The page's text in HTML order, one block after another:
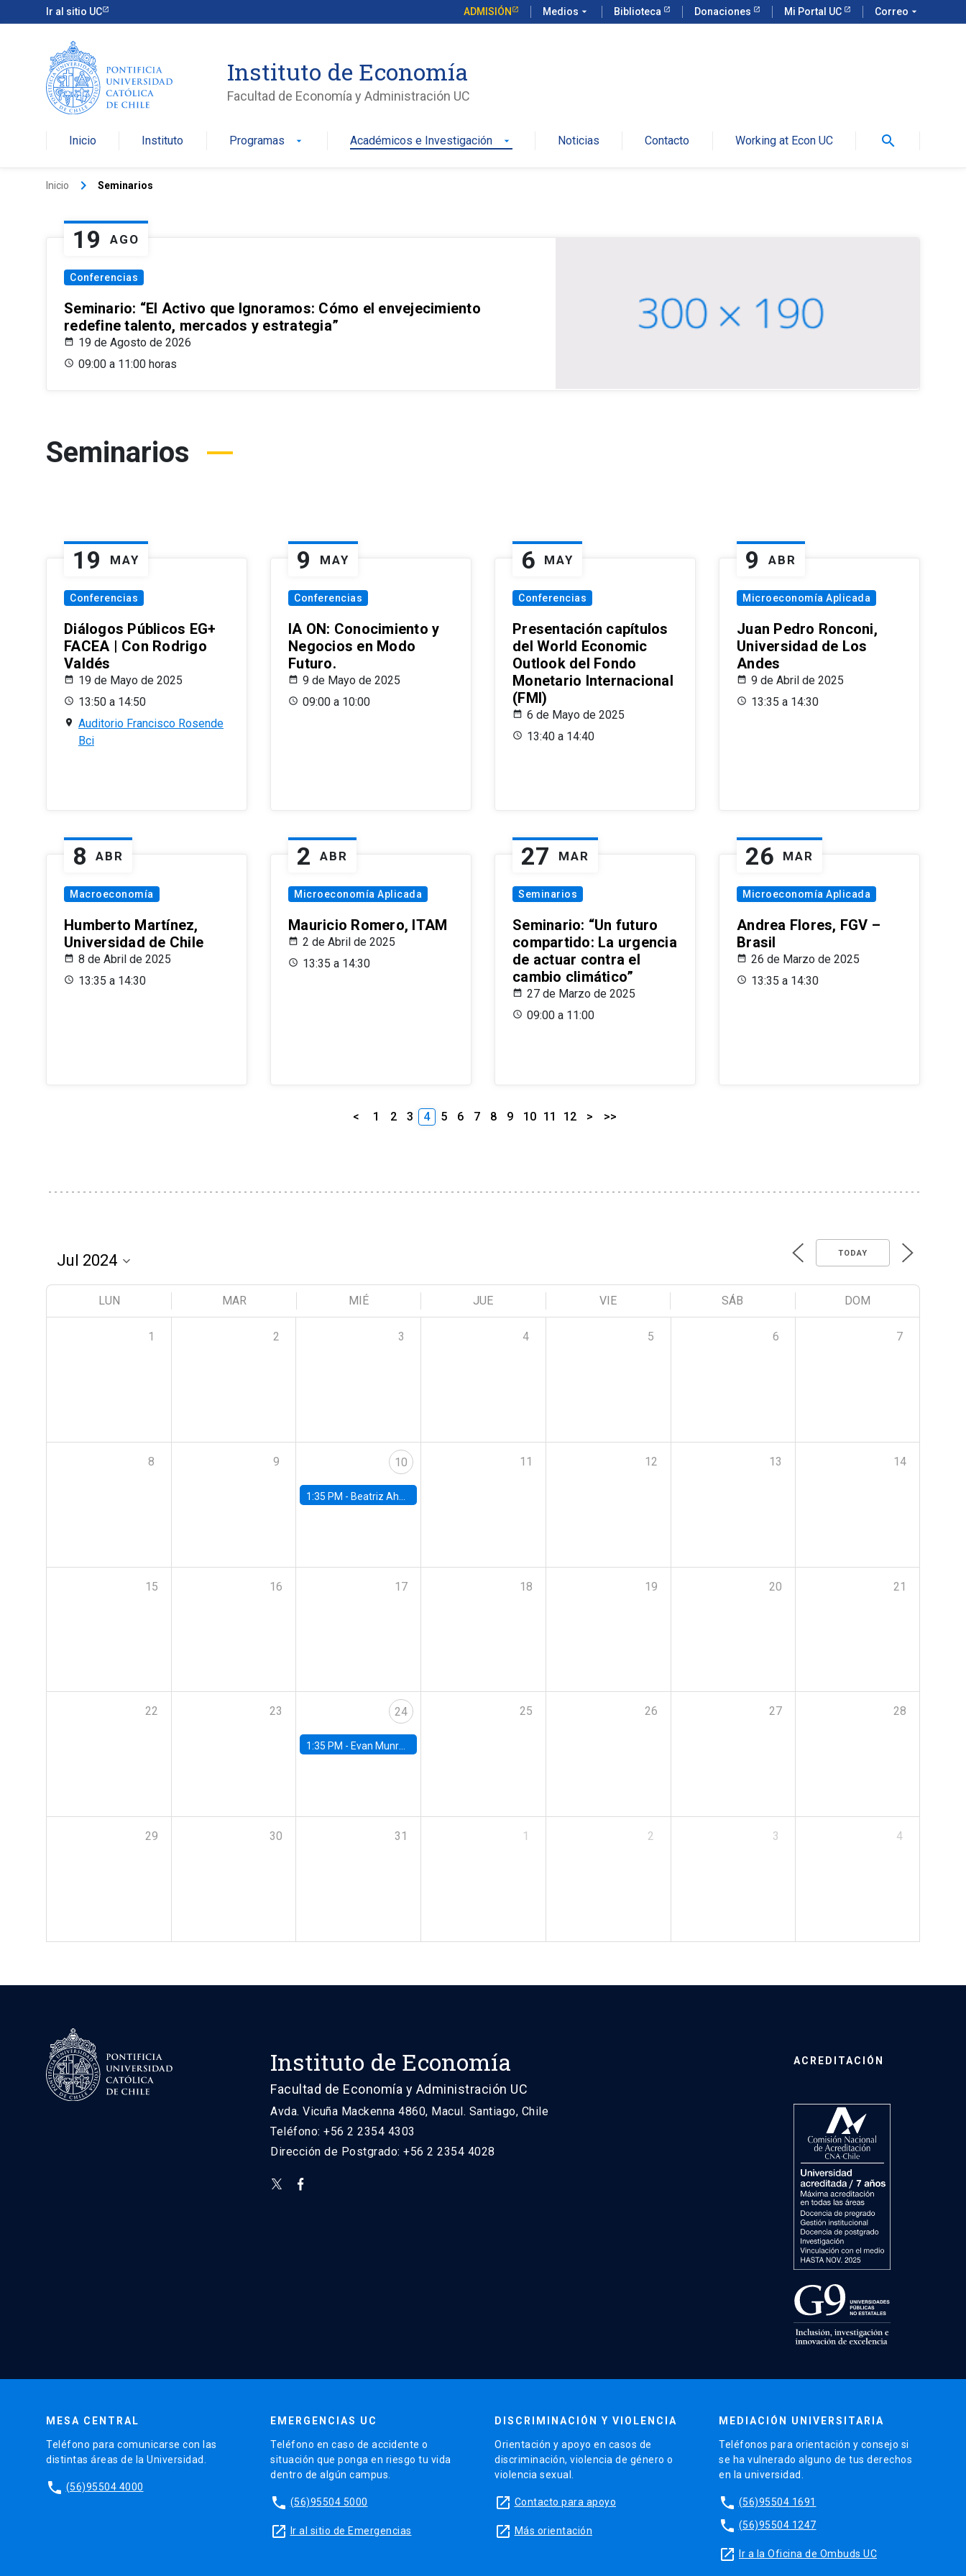
Ir al sitio UC ADMISIÓN Medios arrow_drop_down Biblioteca Donaciones Mi Portal UC Correo arrow_drop_down
Instituto de Economía
Facultad de Economía y Administración UC
Inicio Instituto Programas arrow_drop_down Académicos e Investigación arrow_drop_down Noticias Contacto Working at Econ UC search
Inicio keyboard_arrow_right Seminarios
19 AGO
Conferencias
Seminario: “El Activo que Ignoramos: Cómo el envejecimiento
redefine talento, mercados y estrategia”
19 de Agosto de 2026
09:00 a 11:00 horas
Seminarios
19 MAY
Conferencias
Diálogos Públicos EG+
FACEA | Con Rodrigo
Valdés
19 de Mayo de 2025
13:50 a 14:50
Auditorio Francisco Rosende
Bci
9 MAY
Conferencias
IA ON: Conocimiento y
Negocios en Modo
Futuro.
9 de Mayo de 2025
09:00 a 10:00
6 MAY
Conferencias
Presentación capítulos
del World Economic
Outlook del Fondo
Monetario Internacional
(FMI)
6 de Mayo de 2025
13:40 a 14:40
9 ABR
Microeconomía Aplicada
Juan Pedro Ronconi,
Universidad de Los
Andes
9 de Abril de 2025
13:35 a 14:30
8 ABR
Macroeconomía
Humberto Martínez,
Universidad de Chile
8 de Abril de 2025
13:35 a 14:30
2 ABR
Microeconomía Aplicada
Mauricio Romero, ITAM
2 de Abril de 2025
13:35 a 14:30
27 MAR
Seminarios
Seminario: “Un futuro
compartido: La urgencia
de actuar contra el
cambio climático”
27 de Marzo de 2025
09:00 a 11:00
26 MAR
Microeconomía Aplicada
Andrea Flores, FGV –
Brasil
26 de Marzo de 2025
13:35 a 14:30
< 1 2 3 4 5 6 7 8 9 10 11 12 > >>
TODAY
LUN MAR MIÉ JUE VIE SÁB DOM
1 2 3 4 5 6 7
8 9 10
1:35 PM - Beatriz Ahumada, PhD candidate, Universidad de Pittsburgh
11 12 13 14
15 16 17 18 19 20 21
22 23 24
1:35 PM - Evan Munro, Neyman Visiting Assistant Professor in the Department of Statistics at UC Berkeley
25 26 27 28
29 30 31 1 2 3 4
Instituto de Economía
Facultad de Economía y Administración UC
Avda. Vicuña Mackenna 4860, Macul. Santiago, Chile
Teléfono: +56 2 2354 4303
Dirección de Postgrado: +56 2 2354 4028
ACREDITACIÓN
MESA CENTRAL
Teléfono para comunicarse con las
distintas áreas de la Universidad.
phone (56)95504 4000
EMERGENCIAS UC
Teléfono en caso de accidente o
situación que ponga en riesgo tu vida
dentro de algún campus.
phone (56)95504 5000
launch Ir al sitio de Emergencias
DISCRIMINACIÓN Y VIOLENCIA
Orientación y apoyo en casos de
discriminación, violencia de género o
violencia sexual.
launch Contacto para apoyo
launch Más orientación
MEDIACIÓN UNIVERSITARIA
Teléfonos para orientación y consejo si
se ha vulnerado alguno de tus derechos
en la universidad.
phone (56)95504 1691
phone (56)95504 1247
launch Ir a la Oficina de Ombuds UC